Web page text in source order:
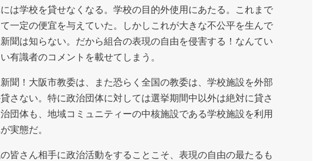
は学校を貸せなくなる。学校の目的外使用にあたる。これまで
一定の便宜を与えていた。しかしこれが大きな不公平を生んで
聞は知らない。だから組合の表現の自由を侵害する！なんてい
有識者のコメントを載せてしまう。
聞！大阪市教委は、また恐らく全国の教委は、学校施設を外部
さない。特に政治団体に対しては選挙期間中以外は絶対に貸さ
団体も、地域コミュニティーの中核施設である学校施設を利用
実態だ。
皆さん相手に政治活動をすることこそ、表現の自由の最たるも